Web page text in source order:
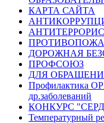
КАРТА САЙТА
ДОРОЖНАЯ
ПРОФСОЮЗ
ДЛЯ
Профилактика
др.заболеваний
КОНКУРС
Температурный